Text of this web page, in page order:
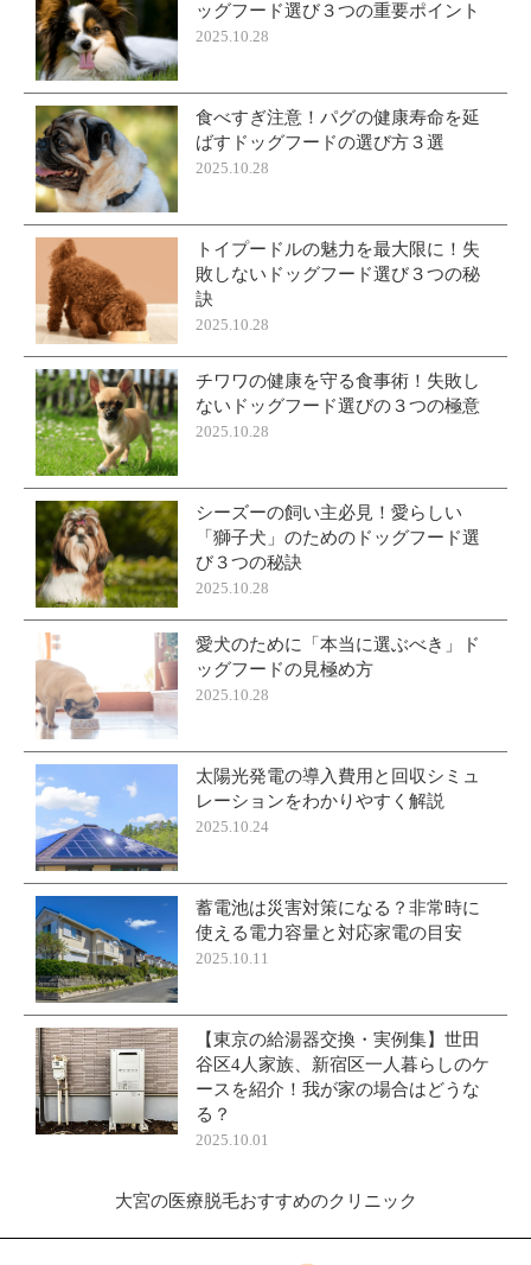
ッグフード選び３つの重要ポイント
2025.10.28
食べすぎ注意！パグの健康寿命を延
ばすドッグフードの選び方３選
2025.10.28
トイプードルの魅力を最大限に！失
敗しないドッグフード選び３つの秘
訣
2025.10.28
チワワの健康を守る食事術！失敗し
ないドッグフード選びの３つの極意
2025.10.28
シーズーの飼い主必見！愛らしい
「獅子犬」のためのドッグフード選
び３つの秘訣
2025.10.28
愛犬のために「本当に選ぶべき」ド
ッグフードの見極め方
2025.10.28
太陽光発電の導入費用と回収シミュ
レーションをわかりやすく解説
2025.10.24
蓄電池は災害対策になる？非常時に
使える電力容量と対応家電の目安
2025.10.11
【東京の給湯器交換・実例集】世田
谷区4人家族、新宿区一人暮らしのケ
ースを紹介！我が家の場合はどうな
る？
2025.10.01
大宮の医療脱毛おすすめのクリニック